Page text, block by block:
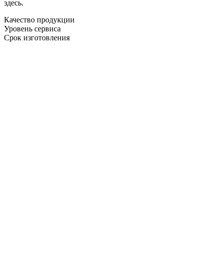
здесь.
Качество продукции
Уровень сервиса
Срок изготовления